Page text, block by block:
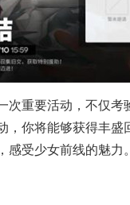
次重要活动，不仅
你将能够获得丰
受少女前线的魅